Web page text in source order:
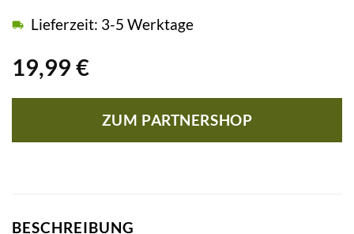
19,99 €
Lieferzeit: 3-5 Werktage
ZUM PARTNERSHOP
BESCHREIBUNG